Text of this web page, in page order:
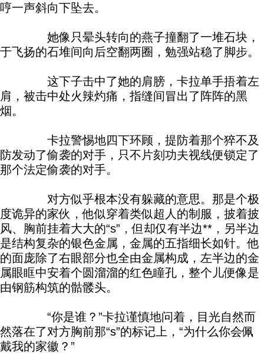
哼一声斜向下坠去。
她像只晕头转向的燕子撞翻了一堆石块，
于飞扬的石堆间向后空翻两圈，勉强站稳了脚步。
这下子击中了她的肩膀，卡拉单手捂着左
肩，被击中处火辣灼痛，指缝间冒出了阵阵的黑
烟。
卡拉警惕地四下环顾，提防着那个猝不及
防发动了偷袭的对手，只不片刻功夫视线便锁定了
那个法定偷袭的对手。
对方似乎根本没有躲藏的意思。那是个极
度诡异的家伙，他似穿着类似超人的制服，披着披
风、胸前挂着大大的“s”，但却仅有半边**，另半边
是结构复杂的银色金属，金属的五指细长如针。他
的面庞除了右眼部分也全由金属构成，左半边的金
属眼眶中安着个圆溜溜的红色瞳孔，整个儿便像是
由钢筋构筑的骷髅头。
“你是谁？”卡拉谨慎地问着，目光自然而
然落在了对方胸前那“s”的标记上，“为什么你会佩
戴我的家徽？”